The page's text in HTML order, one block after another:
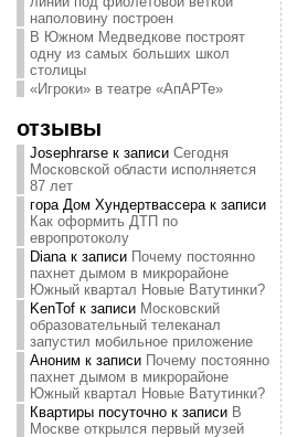
наполовину построен
В Южном Медведкове построят
одну из самых больших школ
столицы
«Игроки» в театре «АпАРТе»
отзывы
Josephrarseк записи Сегодня
Московской области исполняется
87 лет
гора Дом Хундертвассерак записи
Как оформить ДТП по
европротоколу
Dianaк записи Почему постоянно
пахнет дымом в микрорайоне
Южный квартал Новые Ватутинки?
KenTofк записи Московский
образовательный телеканал
запустил мобильное приложение
Аноним к записи Почему постоянно
пахнет дымом в микрорайоне
Южный квартал Новые Ватутинки?
Квартиры посуточнок записи В
Москве открылся первый музей